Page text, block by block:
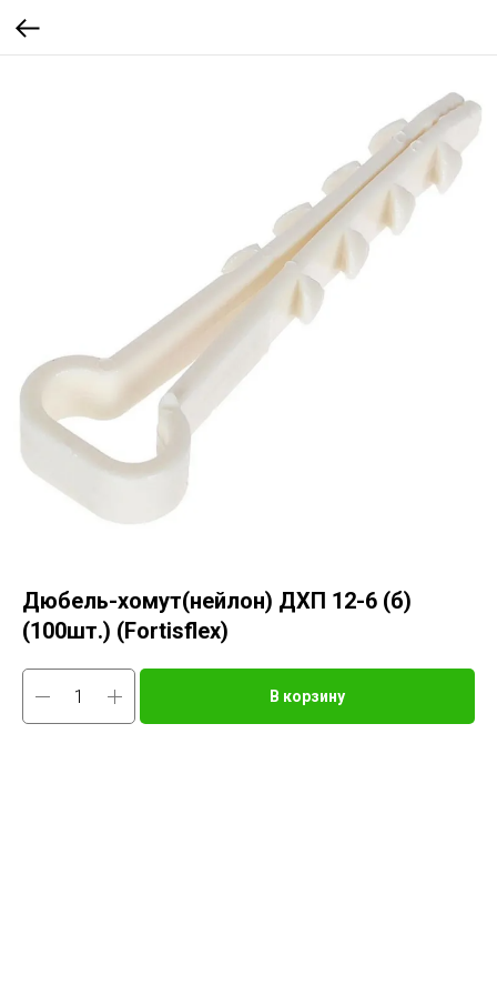
Дюбель-хомут(нейлон) ДХП 12-6 (б)
(100шт.) (Fortisflex)
В корзину